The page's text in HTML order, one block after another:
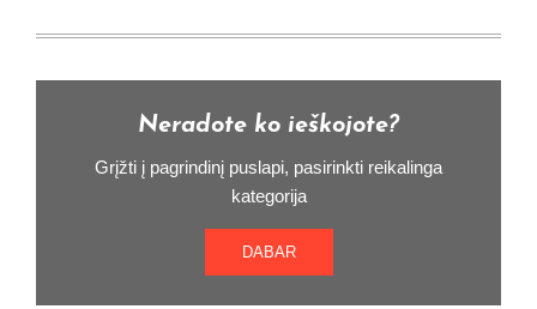
Neradote ko ieškojote?
Grįžti į pagrindinį puslapi, pasirinkti reikalinga
kategorija
DABAR